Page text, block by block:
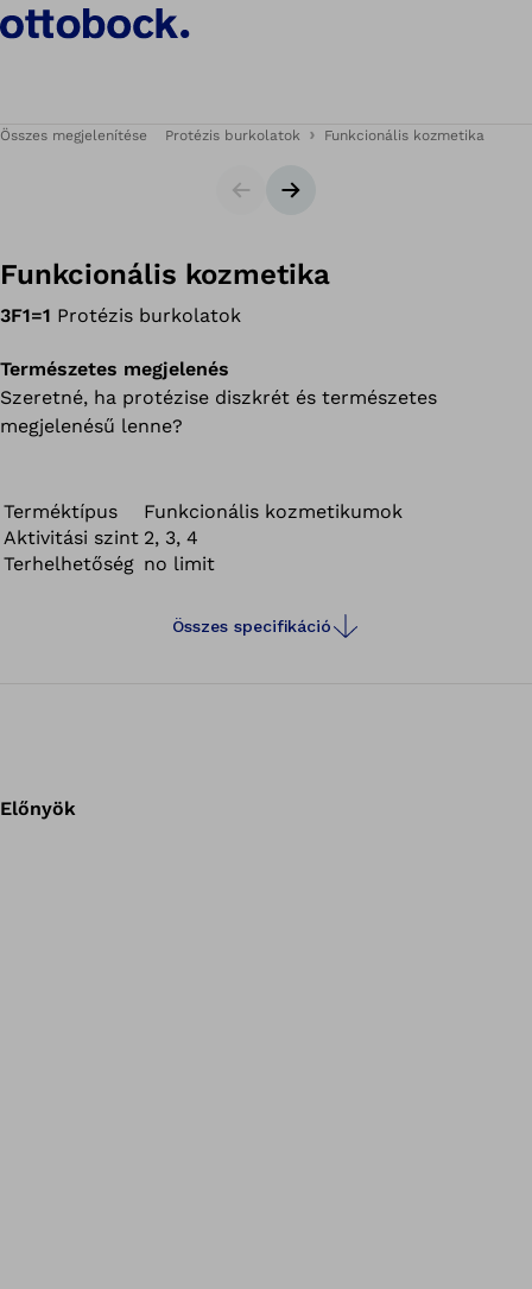
Összes megjelenítése Protézis burkolatok Funkcionális kozmetika
CsúszkaKövetkező dia
Funkcionális kozmetika
3F1=1 Protézis burkolatok
Természetes megjelenés
Szeretné, ha protézise diszkrét és természetes
megjelenésű lenne?
Terméktípus
Funkcionális kozmetikumok
Aktivitási szint 2, 3, 4
Terhelhetőség no limit
Összes specifikáció
Előnyök